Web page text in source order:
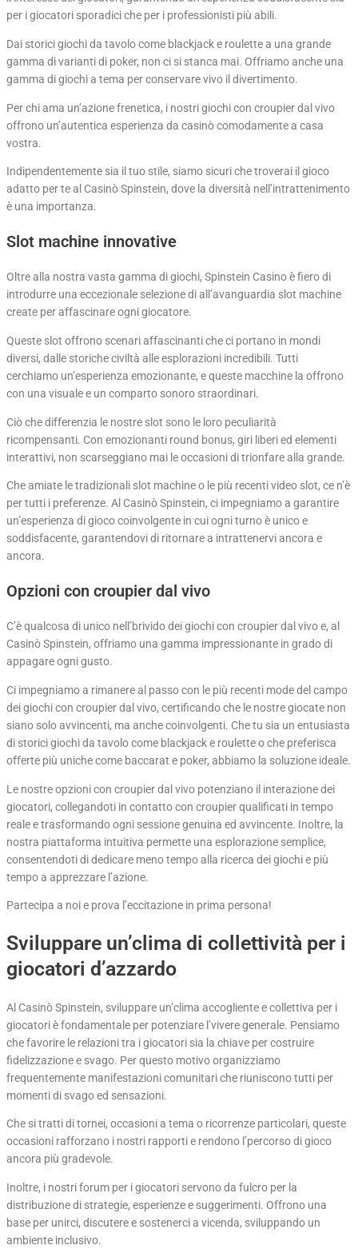
per i giocatori sporadici che per i professionisti più abili.
Dai storici giochi da tavolo come blackjack e roulette a una grande
gamma di varianti di poker, non ci si stanca mai. Offriamo anche una
gamma di giochi a tema per conservare vivo il divertimento.
Per chi ama un’azione frenetica, i nostri giochi con croupier dal vivo
offrono un’autentica esperienza da casinò comodamente a casa
vostra.
Indipendentemente sia il tuo stile, siamo sicuri che troverai il gioco
adatto per te al Casinò Spinstein, dove la diversità nell’intrattenimento
è una importanza.
Slot machine innovative
Oltre alla nostra vasta gamma di giochi, Spinstein Casino è fiero di
introdurre una eccezionale selezione di all’avanguardia slot machine
create per affascinare ogni giocatore.
Queste slot offrono scenari affascinanti che ci portano in mondi
diversi, dalle storiche civiltà alle esplorazioni incredibili. Tutti
cerchiamo un’esperienza emozionante, e queste macchine la offrono
con una visuale e un comparto sonoro straordinari.
Ciò che differenzia le nostre slot sono le loro peculiarità
ricompensanti. Con emozionanti round bonus, giri liberi ed elementi
interattivi, non scarseggiano mai le occasioni di trionfare alla grande.
Che amiate le tradizionali slot machine o le più recenti video slot, ce n’è
per tutti i preferenze. Al Casinò Spinstein, ci impegniamo a garantire
un’esperienza di gioco coinvolgente in cui ogni turno è unico e
soddisfacente, garantendovi di ritornare a intrattenervi ancora e
ancora.
Opzioni con croupier dal vivo
C’è qualcosa di unico nell’brivido dei giochi con croupier dal vivo e, al
Casinò Spinstein, offriamo una gamma impressionante in grado di
appagare ogni gusto.
Ci impegniamo a rimanere al passo con le più recenti mode del campo
dei giochi con croupier dal vivo, certificando che le nostre giocate non
siano solo avvincenti, ma anche coinvolgenti. Che tu sia un entusiasta
di storici giochi da tavolo come blackjack e roulette o che preferisca
offerte più uniche come baccarat e poker, abbiamo la soluzione ideale.
Le nostre opzioni con croupier dal vivo potenziano il interazione dei
giocatori, collegandoti in contatto con croupier qualificati in tempo
reale e trasformando ogni sessione genuina ed avvincente. Inoltre, la
nostra piattaforma intuitiva permette una esplorazione semplice,
consentendoti di dedicare meno tempo alla ricerca dei giochi e più
tempo a apprezzare l’azione.
Partecipa a noi e prova l’eccitazione in prima persona!
Sviluppare un’clima di collettività per i
giocatori d’azzardo
Al Casinò Spinstein, sviluppare un’clima accogliente e collettiva per i
giocatori è fondamentale per potenziare l’vivere generale. Pensiamo
che favorire le relazioni tra i giocatori sia la chiave per costruire
fidelizzazione e svago. Per questo motivo organizziamo
frequentemente manifestazioni comunitari che riuniscono tutti per
momenti di svago ed sensazioni.
Che si tratti di tornei, occasioni a tema o ricorrenze particolari, queste
occasioni rafforzano i nostri rapporti e rendono l’percorso di gioco
ancora più gradevole.
Inoltre, i nostri forum per i giocatori servono da fulcro per la
distribuzione di strategie, esperienze e suggerimenti. Offrono una
base per unirci, discutere e sostenerci a vicenda, sviluppando un
ambiente inclusivo.